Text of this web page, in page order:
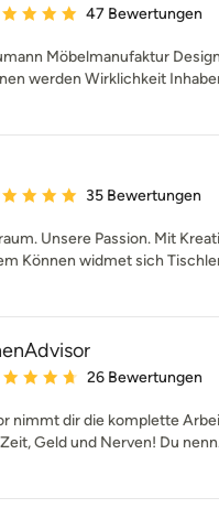
Bewertung: 5 von 5
47 Bewertungen
Möbelmanufaktur
werden Wirklichkeit
Bewertung: 5 von 5
35 Bewertungen
Unsere Passion. Mit
Können widmet sich
Bewertung: 4.8 von
26 Bewertungen
nimmt dir die komplette
Geld und Nerven! Du